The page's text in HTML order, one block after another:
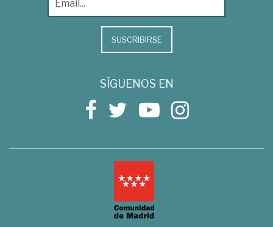
SUSCRIBIRSE
SÍGUENOS EN